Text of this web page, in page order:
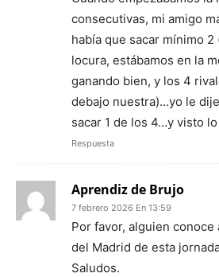
consecutivas, mi amigo
había que sacar mínimo
locura, estábamos en la
ganando bien, y los 4
debajo nuestra)…yo le
sacar 1 de los 4…y visto
Respuesta
Aprendiz de Brujo
7 febrero 2026 En 13:59
Por favor, alguien
del Madrid de esta
Saludos.